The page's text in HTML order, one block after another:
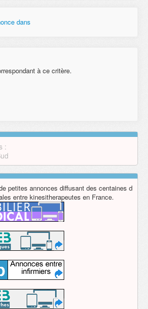
dans
à ce critère.
:
petites annonces diffusant des centaines d
entre kinesitherapeutes en France.